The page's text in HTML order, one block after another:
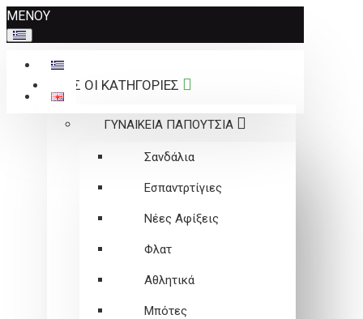
Σημείωση:
Αυτός
ο
ιστότοπος
περιλαμβάνει
ΜΕΝΟΥ
ΟΛΕΣ ΟΙ ΚΑΤΗΓΟΡΙΕΣ
ΓΥΝΑΙΚΕΙΑ ΠΑΠΟΥΤΣΙΑ
Σανδάλια
Εσπαντρτίγιες
Νέες Αφίξεις
Φλατ
Αθλητικά
Μπότες